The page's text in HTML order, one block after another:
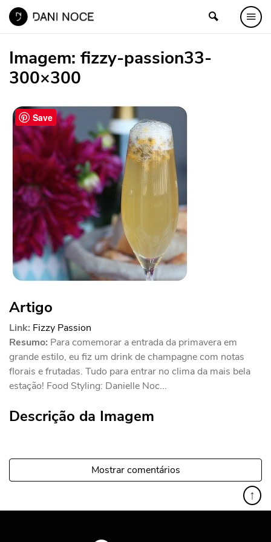
Imagem: fizzy-passion33-
300×300
Artigo
Link: Fizzy Passion
Resumo: Para comemorar a entrada da primavera em
grande estilo, eu fiz um drink de champagne com notas
florais e frutadas. Tudo para entrar no clima da mais bela
estação! Food Styling: Danielle Noc...
Descrição da Imagem
Mostrar comentários
↑
Save